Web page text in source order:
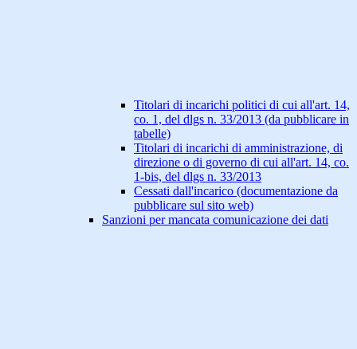
Titolari di incarichi politici di cui all'art. 14,
co. 1, del dlgs n. 33/2013 (da pubblicare in
tabelle)
Titolari di incarichi di amministrazione, di
direzione o di governo di cui all'art. 14, co.
1-bis, del dlgs n. 33/2013
Cessati dall'incarico (documentazione da
pubblicare sul sito web)
Sanzioni per mancata comunicazione dei dati